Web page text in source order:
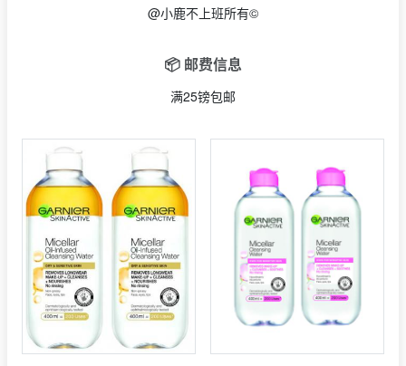
@小鹿不上班所有©
📦 邮费信息
满25镑包邮